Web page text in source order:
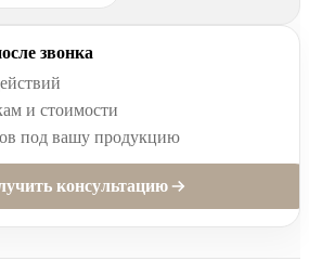
звонка
и стоимости
под вашу продукцию
консультацию